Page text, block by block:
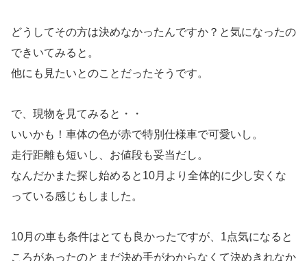
どうしてその方は決めなかったんですか？と気になったの
できいてみると。
他にも見たいとのことだったそうです。
で、現物を見てみると・・
いいかも！車体の色が赤で特別仕様車で可愛いし。
走行距離も短いし、お値段も妥当だし。
なんだかまた探し始めると10月より全体的に少し安くな
っている感じもしました。
10月の車も条件はとても良かったですが、1点気になると
ころがあったのとまだ決め手がわからなくて決めきれなか